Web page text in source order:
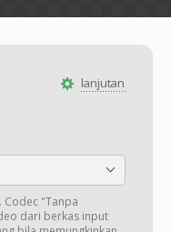
lanjutan
Codec "Tanpa
dari berkas input